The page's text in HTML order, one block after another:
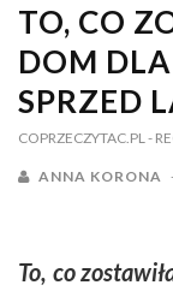
TO, CO
DOM
SPRZED
COPRZECZYTAC.PL -
ANNA KORONA
To, co